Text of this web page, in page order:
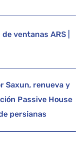
ventanas ARS |
Saxun, renueva y
Passive House
persianas